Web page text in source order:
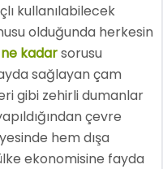
kullanılabilecek
olduğunda herkesin
kadarsorusu
sağlayan çam
gibi zehirli dumanlar
çevre
hem dışa
ekonomisine fayda